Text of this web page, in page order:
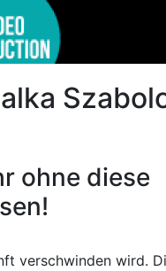
ohne diese
verschwinden wird.